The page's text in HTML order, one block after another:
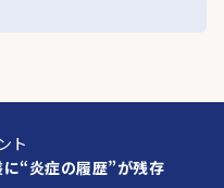
ト
“炎症の履歴”が残存